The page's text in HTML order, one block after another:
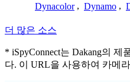
Dynacolor , Dynamo ,
더 많은 소스
* iSpyConnect는 Dakang의
다. 이 URL을 사용하여 카메